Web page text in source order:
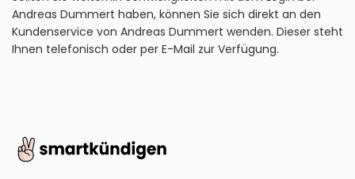
Andreas Dummert haben, können Sie sich direkt an den
Kundenservice von Andreas Dummert wenden. Dieser steht
Ihnen telefonisch oder per E-Mail zur Verfügung.